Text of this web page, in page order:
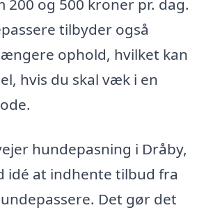
200 og 500 kroner pr. dag.
tilbyder også
ophold, hvilket kan
hvis du skal væk i en
hundepasning i Dråby,
idé at indhente tilbud fra
Det gør det